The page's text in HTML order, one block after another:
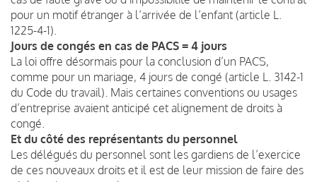
pour un motif étranger à l’arrivée de l’enfant (article L.
1225-4-1).
Jours de congés en cas de PACS = 4 jours
La loi offre désormais pour la conclusion d’un PACS,
comme pour un mariage, 4 jours de congé (article L. 3142-1
du Code du travail). Mais certaines conventions ou usages
d’entreprise avaient anticipé cet alignement de droits à
congé.
Et du côté des représentants du personnel
Les délégués du personnel sont les gardiens de l’exercice
de ces nouveaux droits et il est de leur mission de faire des